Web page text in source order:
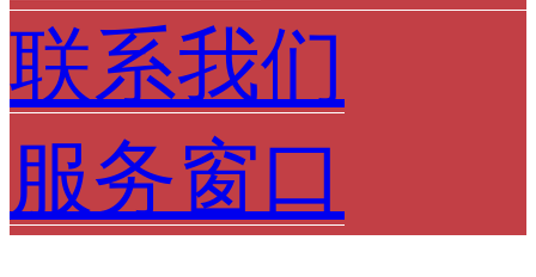
联系我们
服务窗口